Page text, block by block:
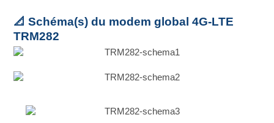
📐 Schéma(s) du modem global 4G-LTE
TRM282